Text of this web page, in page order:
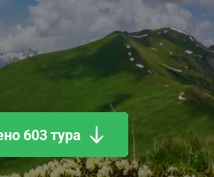
603 тура